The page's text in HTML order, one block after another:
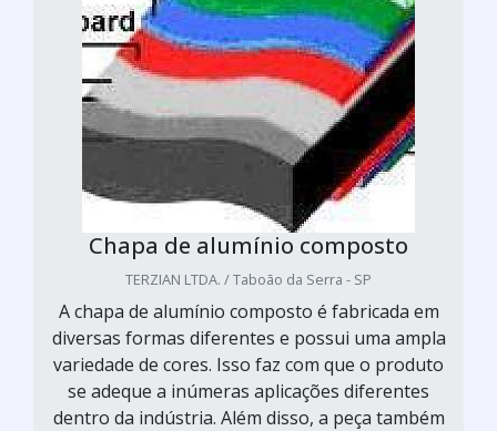
Chapa de alumínio composto
TERZIAN LTDA. / Taboão da Serra - SP
A chapa de alumínio composto é fabricada em
diversas formas diferentes e possui uma ampla
variedade de cores. Isso faz com que o produto
se adeque a inúmeras aplicações diferentes
dentro da indústria. Além disso, a peça também